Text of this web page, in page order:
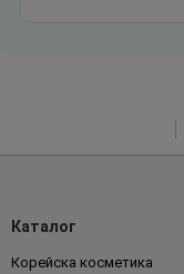
Каталог
Корейска косметика